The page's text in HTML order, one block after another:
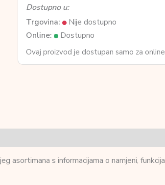
Dostupno u:
Trgovina:
Nije dostupno
Online:
Dostupno
Ovaj proizvod je dostupan samo za
s informacijama o namjeni,